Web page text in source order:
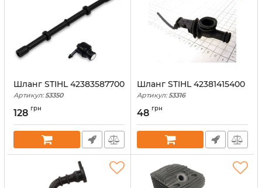
Шланг STIHL 42383587700
Артикул: 53350
128 грн
Шланг STIHL 42381415400
Артикул: 53316
48 грн